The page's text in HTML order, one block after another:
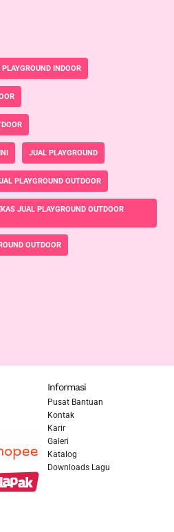
INDOOR
JUAL PLAYGROUND
PLAYGROUND OUTDOOR
JUAL PLAYGROUND OUTDOOR
OUTDOOR
Informasi
Pusat Bantuan
Kontak
Karir
Galeri
Katalog
Downloads Lagu